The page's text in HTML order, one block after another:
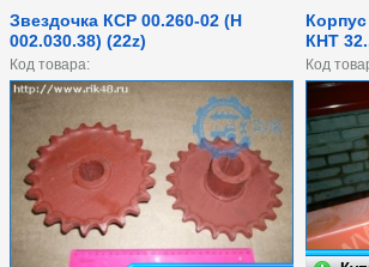
Звездочка КСР 00.260-02 (Н
002.030.38) (22z)
Код товара:
КНТ
Код